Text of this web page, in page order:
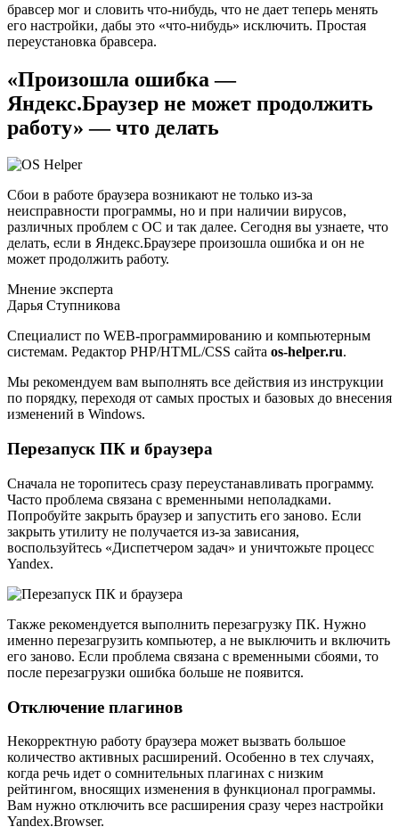
бравсер мог и словить что-нибудь, что не дает теперь менять
его настройки, дабы это «что-нибудь» исключить. Простая
переустановка бравсера.
«Произошла ошибка —
Яндекс.Браузер не может продолжить
работу» — что делать
Сбои в работе браузера возникают не только из-за
неисправности программы, но и при наличии вирусов,
различных проблем с ОС и так далее. Сегодня вы узнаете, что
делать, если в Яндекс.Браузере произошла ошибка и он не
может продолжить работу.
Мнение эксперта
Дарья Ступникова
Специалист по WEB-программированию и компьютерным
системам. Редактор PHP/HTML/CSS сайта os-helper.ru.
Мы рекомендуем вам выполнять все действия из инструкции
по порядку, переходя от самых простых и базовых до внесения
изменений в Windows.
Перезапуск ПК и браузера
Сначала не торопитесь сразу переустанавливать программу.
Часто проблема связана с временными неполадками.
Попробуйте закрыть браузер и запустить его заново. Если
закрыть утилиту не получается из-за зависания,
воспользуйтесь «Диспетчером задач» и уничтожьте процесс
Yandex.
Также рекомендуется выполнить перезагрузку ПК. Нужно
именно перезагрузить компьютер, а не выключить и включить
его заново. Если проблема связана с временными сбоями, то
после перезагрузки ошибка больше не появится.
Отключение плагинов
Некорректную работу браузера может вызвать большое
количество активных расширений. Особенно в тех случаях,
когда речь идет о сомнительных плагинах с низким
рейтингом, вносящих изменения в функционал программы.
Вам нужно отключить все расширения сразу через настройки
Yandex.Browser.